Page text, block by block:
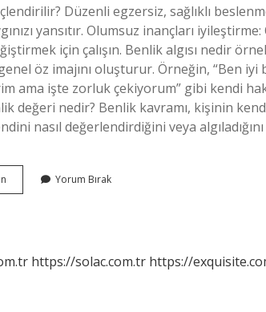
Düzenli egzersiz, sağlıklı
yansıtır. Olumsuz inançları
için çalışın. Benlik algısı nedir
öz imajını oluşturur. Örneğin, “Ben iyi
ama işte zorluk çekiyorum” gibi kendi
değeri nedir? Benlik kavramı, kişinin
nasıl değerlendirdiğini veya
Gücü
Yorum Bırak
https://solac.com.tr https://